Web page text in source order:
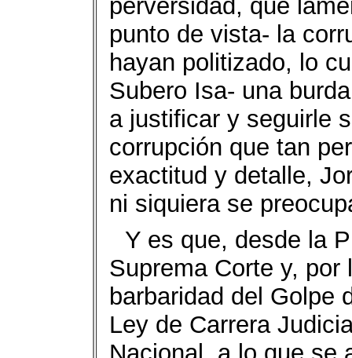
perversidad, que
punto de vista- la
hayan politizado, lo
Subero Isa- una
a justificar y seguirle
corrupción que tan
exactitud y detalle,
ni siquiera se
Y es que, desde la
Suprema Corte y,
barbaridad del Golpe
Ley de Carrera